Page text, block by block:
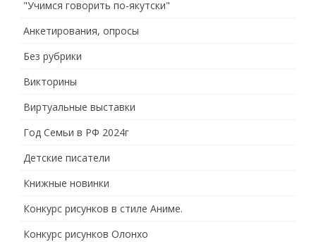
"Учимся говорить по-якутски"
Анкетирования, опросы
Без рубрики
Викторины
Виртуальные выставки
Год Семьи в РФ 2024г
Детские писатели
Книжные новинки
Конкурс рисунков в стиле Аниме.
Конкурс рисунков Олонхо